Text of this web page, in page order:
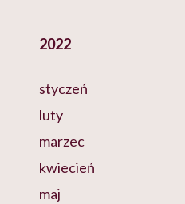
2022
styczeń
luty
marzec
kwiecień
maj